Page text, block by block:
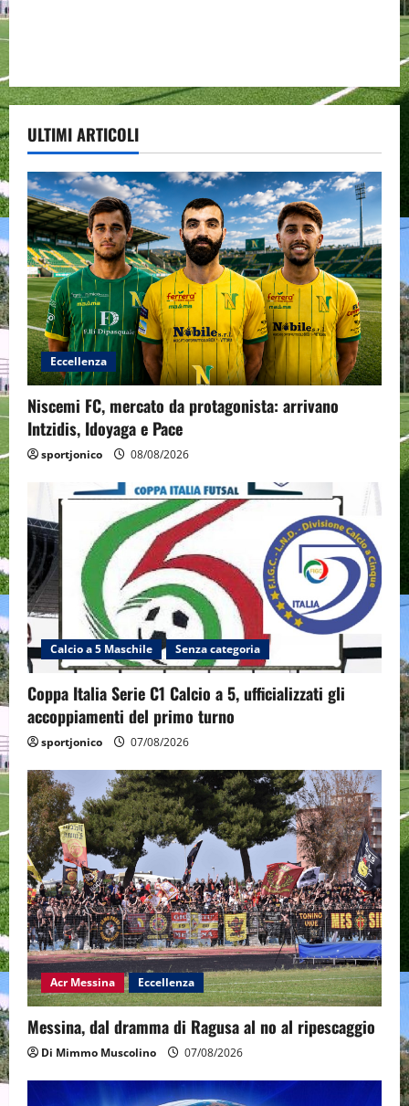
ULTIMI ARTICOLI
Eccellenza
Niscemi FC, mercato da protagonista: arrivano
Intzidis, Idoyaga e Pace
sportjonico 08/08/2026
Calcio a 5 Maschile Senza categoria
Coppa Italia Serie C1 Calcio a 5, ufficializzati gli
accoppiamenti del primo turno
sportjonico 07/08/2026
Acr Messina Eccellenza
Messina, dal dramma di Ragusa al no al ripescaggio
Di Mimmo Muscolino 07/08/2026